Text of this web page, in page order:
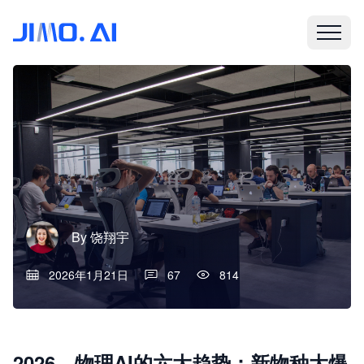
By饶翔宇
2026年1月21日 67 814